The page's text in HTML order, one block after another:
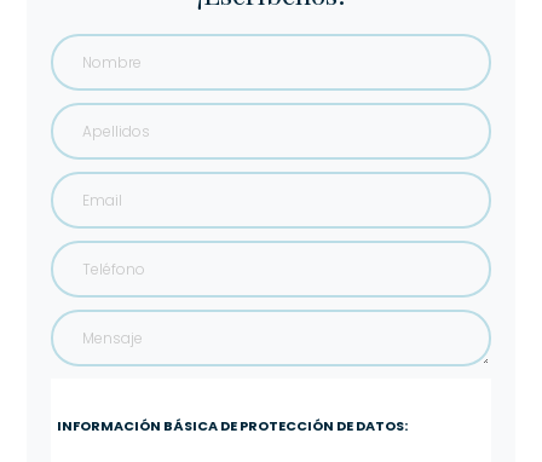
INFORMACIÓN BÁSICA DE PROTECCIÓN DE DATOS: